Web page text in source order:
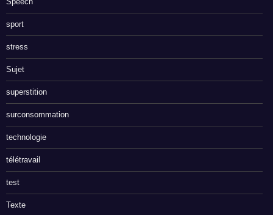
sport
stress
Sujet
superstition
surconsommation
technologie
télétravail
test
Texte